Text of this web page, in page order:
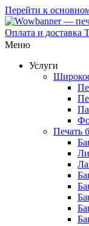
Перейти к
Оплата и доставка
Меню
Услуги
Печать